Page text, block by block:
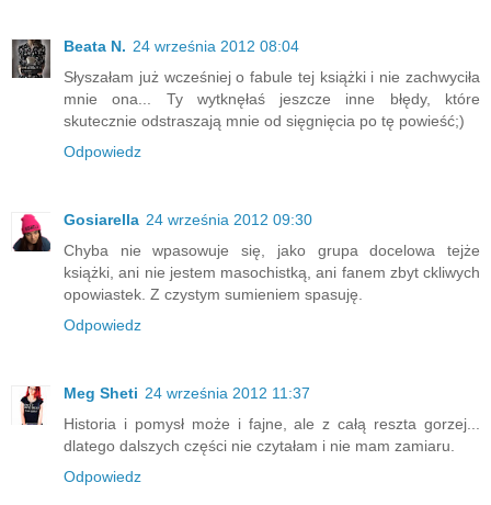
Beata N. 24 września 2012 08:04
Słyszałam już wcześniej o fabule tej książki i nie zachwyciła
mnie ona... Ty wytknęłaś jeszcze inne błędy, które
skutecznie odstraszają mnie od sięgnięcia po tę powieść;)
Odpowiedz
Gosiarella 24 września 2012 09:30
Chyba nie wpasowuje się, jako grupa docelowa tejże
książki, ani nie jestem masochistką, ani fanem zbyt ckliwych
opowiastek. Z czystym sumieniem spasuję.
Odpowiedz
Meg Sheti 24 września 2012 11:37
Historia i pomysł może i fajne, ale z całą reszta gorzej...
dlatego dalszych części nie czytałam i nie mam zamiaru.
Odpowiedz